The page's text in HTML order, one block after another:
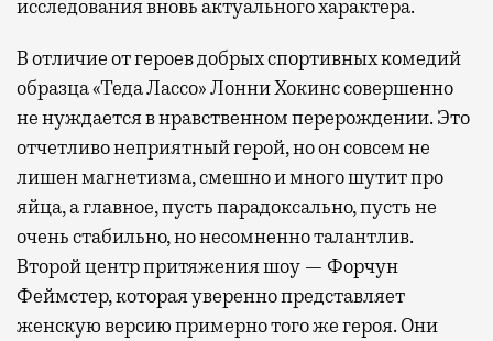
исследования вновь актуального характера.
В отличие от героев добрых спортивных комедий
образца «Теда Лассо» Лонни Хокинс совершенно
не нуждается в нравственном перерождении. Это
отчетливо неприятный герой, но он совсем не
лишен магнетизма, смешно и много шутит про
яйца, а главное, пусть парадоксально, пусть не
очень стабильно, но несомненно талантлив.
Второй центр притяжения шоу — Форчун
Феймстер, которая уверенно представляет
женскую версию примерно того же героя. Они